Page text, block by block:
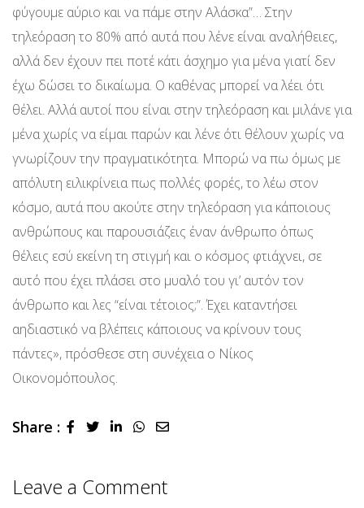
φύγουμε αύριο και να πάμε στην Αλάσκα”… Στην
τηλεόραση το 80% από αυτά που λένε είναι αναλήθειες,
αλλά δεν έχουν πει ποτέ κάτι άσχημο για μένα γιατί δεν
έχω δώσει το δικαίωμα. Ο καθένας μπορεί να λέει ότι
θέλει. Αλλά αυτοί που είναι στην τηλεόραση και μιλάνε για
μένα χωρίς να είμαι παρών και λένε ότι θέλουν χωρίς να
γνωρίζουν την πραγματικότητα. Μπορώ να πω όμως με
απόλυτη ειλικρίνεια πως πολλές φορές, το λέω στον
κόσμο, αυτά που ακούτε στην τηλεόραση για κάποιους
ανθρώπους και παρουσιάζεις έναν άνθρωπο όπως
θέλεις εσύ εκείνη τη στιγμή και ο κόσμος φτιάχνει, σε
αυτό που έχει πλάσει στο μυαλό του γι’ αυτόν τον
άνθρωπο και λες “είναι τέτοιος;”. Έχει καταντήσει
αηδιαστικό να βλέπεις κάποιους να κρίνουν τους
πάντες», πρόσθεσε στη συνέχεια ο Νίκος
Οικονομόπουλος.
Share : LinkedInWhatsapp
Share
Leave a Comment